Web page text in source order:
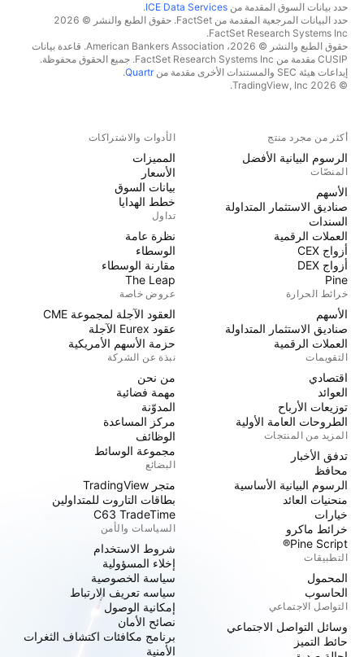
حدد بيانات السوق المقدمة من ICE Data Services
.
حدد البيانات المرجعية المقدمة من FactSet. حقوق الطبع والنشر © 2026
FactSet Research Systems Inc.
حقوق الطبع والنشر © 2026، American Bankers Association. قاعدة بيانات
CUSIP مقدمة من FactSet Research Systems Inc. جميع الحقوق محفوظة.
إيداعات هيئة SEC والمستندات الأخرى مقدمة من
Quartr
.
© 2026 TradingView, Inc.
أكثر من مجرد منتج
الرسوم البيانية الأفضل
المنصّات
الأسهم
صناديق الاستثمار المتداولة
السندات
العملات الرقمية
أزواج CEX
أزواج DEX
Pine
خرائط الحرارة
الأسهم
صناديق الاستثمار المتداولة
العملات الرقمية
التقويمات
اقتصادي
العوائد
توزيعات الأرباح
الطروحات العامة الأولية
المزيد من المنتجات
تدفق الأخبار
محافظ
الرسوم البيانية الأساسية
منحنيات العائد
خيارات
خرائط ماكرو
Pine Script®
التطبيقات
المحمول
الحاسوب
التواصل الاجتماعي
وسائل التواصل الاجتماعي
حائط التميز
الأدوات والاشتراكات
المميزات
الأسعار
بيانات السوق
خطط الهدايا
تداول
نظرة عامة
الوسطاء
مقارنة الوسطاء
The Leap
عروض خاصة
العقود الآجلة لمجموعة CME
عقود Eurex الآجلة
حزمة الأسهم الأمريكية
نبذة عن الشركة
من نحن
مهمة فضائية
المدوّنة
مركز المساعدة
الوظائف
مجموعة الوسائط
البضائع
متجر TradingView
بطاقات التاروت للمتداولين
C63 TradeTime
السياسات والأمن
شروط الاستخدام
إخلاء المسؤولية
سياسة الخصوصية
سياسه تعريف الارتباط
إمكانية الوصول
نصائح الأمان
برنامج مكافئات اكتشاف الثغرات
الأمنية